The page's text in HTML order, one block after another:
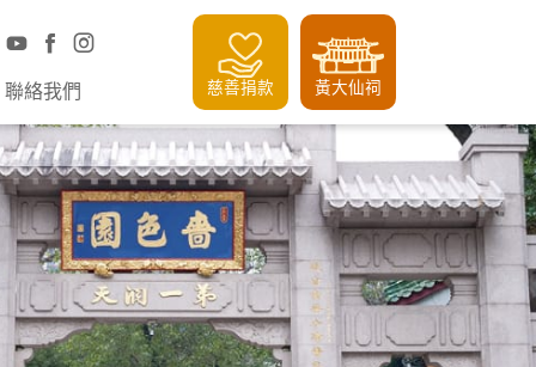
聯絡我們 慈善捐款 黃大仙祠